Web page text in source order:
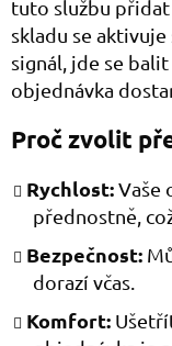
tuto službu přidat
skladu se
signál, jde se
objednávka
Proč zvolit
Rychlost:Vaše
přednostně,
Bezpečnost:
dorazí včas.
Komfort: